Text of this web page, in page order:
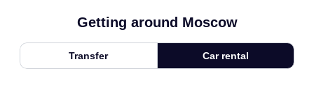
Getting around Moscow
Transfer Car rental